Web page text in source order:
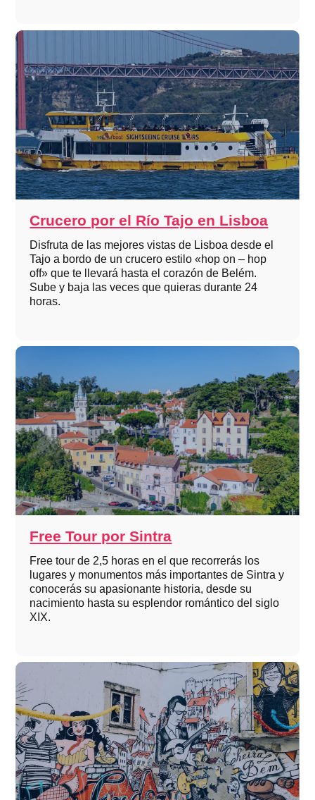
Crucero por el Río Tajo en Lisboa
Disfruta de las mejores vistas de Lisboa desde el
Tajo a bordo de un crucero estilo «hop on – hop
off» que te llevará hasta el corazón de Belém.
Sube y baja las veces que quieras durante 24
horas.
Free Tour por Sintra
Free tour de 2,5 horas en el que recorrerás los
lugares y monumentos más importantes de Sintra y
conocerás su apasionante historia, desde su
nacimiento hasta su esplendor romántico del siglo
XIX.